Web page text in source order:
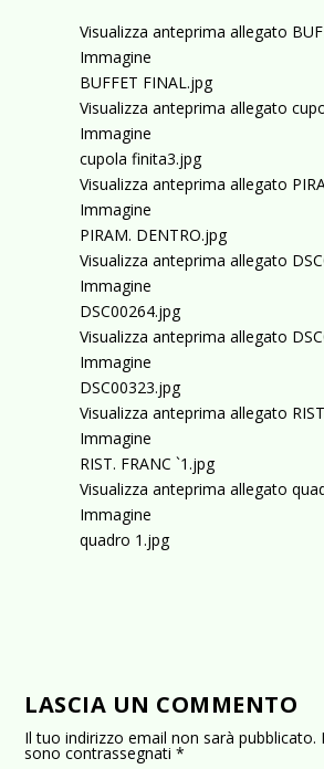
Visualizza anteprima allegato
Immagine
BUFFET FINAL.jpg
Visualizza anteprima allegato
Immagine
cupola finita3.jpg
Visualizza anteprima allegato
Immagine
PIRAM. DENTRO.jpg
Visualizza anteprima allegato
Immagine
DSC00264.jpg
Visualizza anteprima allegato
Immagine
DSC00323.jpg
Visualizza anteprima allegato
Immagine
RIST. FRANC `1.jpg
Visualizza anteprima allegato
Immagine
quadro 1.jpg
LASCIA UN COMMENTO
Il tuo indirizzo email non sarà pubblicato.
sono contrassegnati*